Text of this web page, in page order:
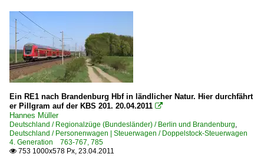
Ein RE1 nach Brandenburg Hbf in ländlicher Natur. Hier durchfährt
er Pillgram auf der KBS 201. 20.04.2011 
Hannes Müller
Deutschland / Regionalzüge (Bundesländer) / Berlin und Brandenburg,
Deutschland / Personenwagen | Steuerwagen / Doppelstock-Steuerwagen
4. Generation 763-767, 785
 753 1000x578 Px, 23.04.2011